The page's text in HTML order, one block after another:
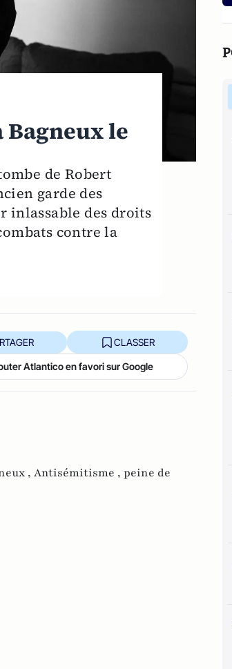
le
de Robert
garde des
inlassable des droits
contre la
CLASSER
Atlantico en favori sur Google
, Antisémitisme , peine de